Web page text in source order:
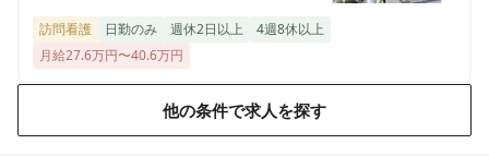
訪問看護 日勤のみ 週休2日以上
4週8休以上
月給27.6万円〜40.6万円
他の条件で求人を探す